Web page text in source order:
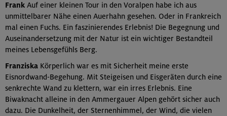
Frank Auf einer kleinen Tour in den Voralpen habe ich aus
unmittelbarer Nähe einen Auerhahn gesehen. Oder in Frankreich
mal einen Fuchs. Ein faszinierendes Erlebnis! Die Begegnung und
Auseinandersetzung mit der Natur ist ein wichtiger Bestandteil
meines Lebensgefühls Berg.
Franziska Körperlich war es mit Sicherheit meine erste
Eisnordwand-Begehung. Mit Steigeisen und Eisgeräten durch eine
senkrechte Wand zu klettern, war ein irres Erlebnis. Eine
Biwaknacht alleine in den Ammergauer Alpen gehört sicher auch
dazu. Die Dunkelheit, der Sternenhimmel, der Wind, die vielen